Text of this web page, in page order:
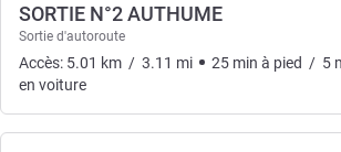
SORTIE N°2 AUTHUME
Sortie d'autoroute
Accès: 5.01 km / 3.11 mi 25 min à pied / 5
en voiture